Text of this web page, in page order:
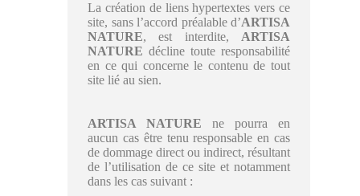
La création de liens hypertextes vers ce
site, sans l’accord préalable d’ARTISA
NATURE, est interdite, ARTISA
NATURE décline toute responsabilité
en ce qui concerne le contenu de tout
site lié au sien.
ARTISA NATURE ne pourra en
aucun cas être tenu responsable en cas
de dommage direct ou indirect, résultant
de l’utilisation de ce site et notamment
dans les cas suivant :